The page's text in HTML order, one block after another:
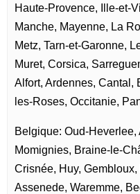
Haute-Provence, Ille-et-
Manche, Mayenne, La
Metz, Tarn-et-Garonne,
Muret, Corsica,
Alfort, Ardennes, Cantal,
les-Roses, Occitanie,
Belgique: Oud-
Momignies, Braine-le-
Crisnée, Huy,
Assenede, Waremme,